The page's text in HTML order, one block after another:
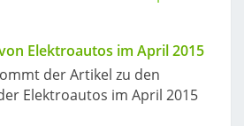
Elektroautos im April 2015
der Artikel zu den
Elektroautos im April 2015